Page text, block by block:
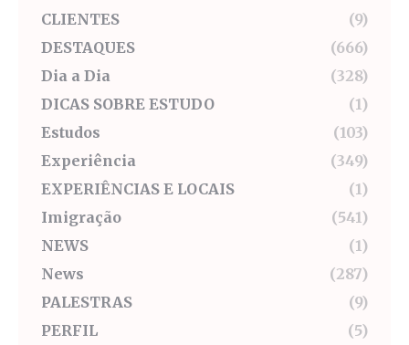
CLIENTES
(9)
DESTAQUES
(666)
Dia a Dia
(328)
DICAS SOBRE ESTUDO
(1)
Estudos
(103)
Experiência
(349)
EXPERIÊNCIAS E LOCAIS
(1)
Imigração
(541)
NEWS
(1)
News
(287)
PALESTRAS
(9)
PERFIL
(5)